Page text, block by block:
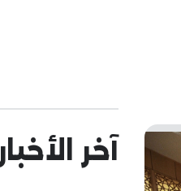
آخر الأخبار